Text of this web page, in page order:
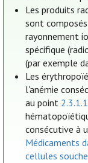
Les produits
sont
rayonnement
spécifique
(par exemple
Les
l'anémie
au point
consécutive à
Médicaments
cellules